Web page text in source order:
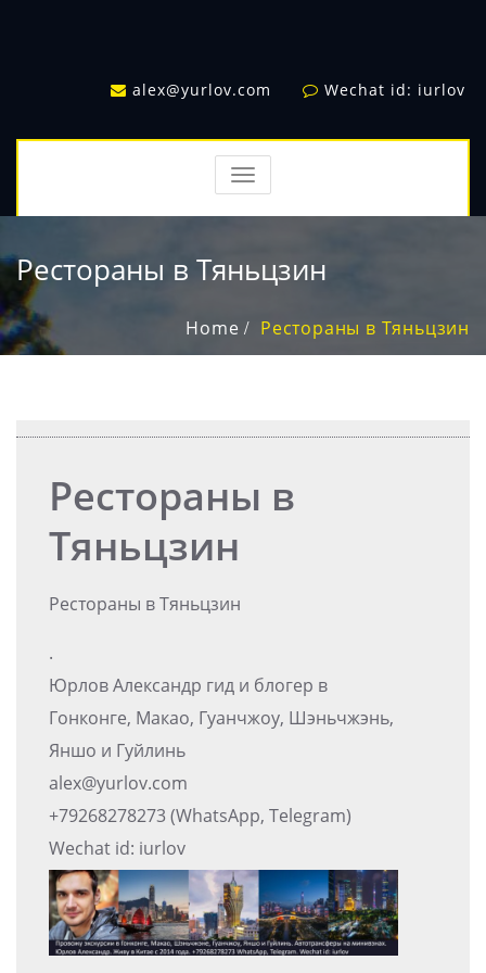
alex@yurlov.com Wechat id: iurlov
TOGGLE
NAVIGATION
Рестораны в Тяньцзин
Home Рестораны в Тяньцзин
Рестораны в
Тяньцзин
Рестораны в Тяньцзин
.
Юрлов Александр гид и блогер в
Гонконге, Макао, Гуанчжоу, Шэньчжэнь,
Яншо и Гуйлинь
alex@yurlov.com
+79268278273 (WhatsApp, Telegram)
Wechat id: iurlov